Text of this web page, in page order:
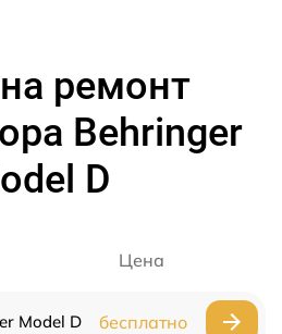
ремонт
Behringer
D
Цена
Model D бесплатно